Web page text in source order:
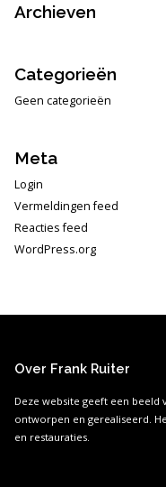
Archieven
Categorieën
Geen categorieën
Meta
Login
Vermeldingen feed
Reacties feed
WordPress.org
Over Frank Ruiter
Deze website geeft een beeld
ontworpen en gerealiseerd.
en restauraties.